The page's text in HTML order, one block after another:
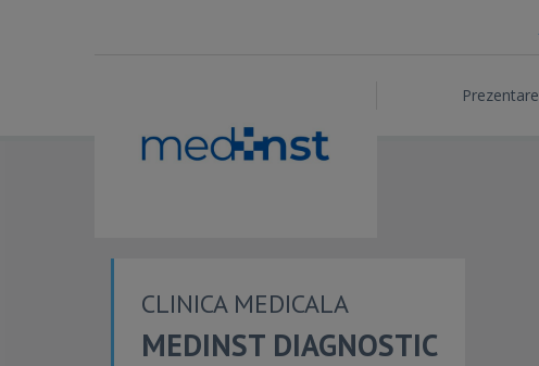
Prezentare
CLINICA MEDICALA
MEDINST DIAGNOSTIC